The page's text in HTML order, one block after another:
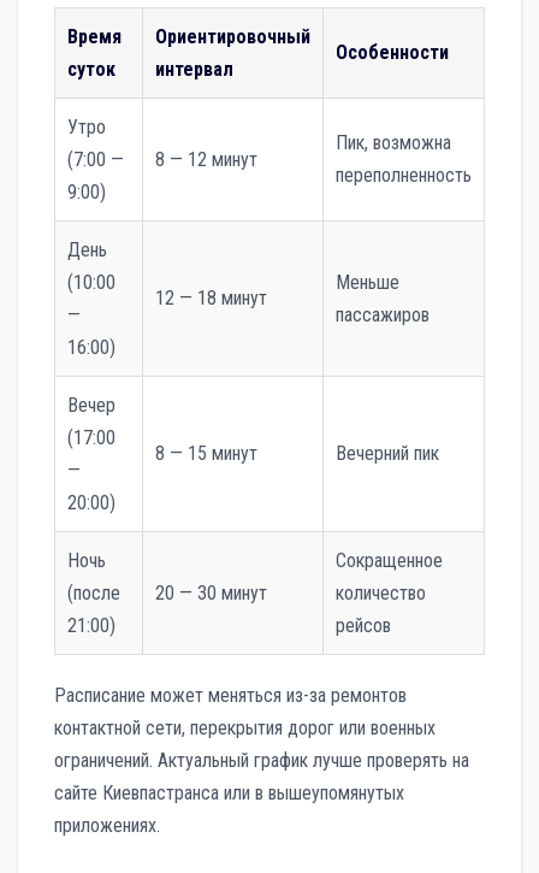
Время
суток
Ориентировочный
интервал
Особенности
Утро
(7:00 —
9:00)
8 — 12 минут
Пик, возможна
переполненность
День
(10:00
—
16:00)
12 — 18 минут
Меньше
пассажиров
Вечер
(17:00
—
20:00)
8 — 15 минут Вечерний пик
Ночь
(после
21:00)
20 — 30 минут
Сокращенное
количество
рейсов
Расписание может меняться из-за ремонтов
контактной сети, перекрытия дорог или военных
ограничений. Актуальный график лучше проверять на
сайте Киевпастранса или в вышеупомянутых
приложениях.